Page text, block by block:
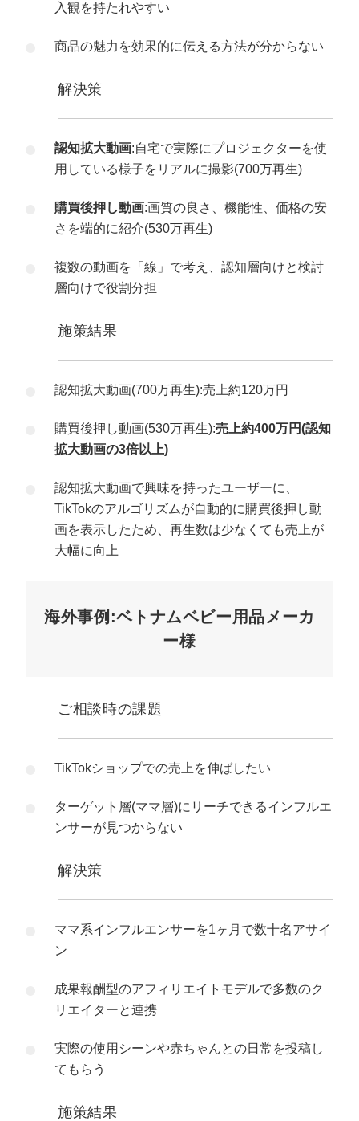
入観を持たれやすい
商品の魅力を効果的に伝える方法が分からない
解決策
認知拡大動画:自宅で実際にプロジェクターを使
用している様子をリアルに撮影(700万再生)
購買後押し動画:画質の良さ、機能性、価格の安
さを端的に紹介(530万再生)
複数の動画を「線」で考え、認知層向けと検討
層向けで役割分担
施策結果
認知拡大動画(700万再生):売上約120万円
購買後押し動画(530万再生):売上約400万円(認知
拡大動画の3倍以上)
認知拡大動画で興味を持ったユーザーに、
TikTokのアルゴリズムが自動的に購買後押し動
画を表示したため、再生数は少なくても売上が
大幅に向上
海外事例:ベトナムベビー用品メーカ
ー様
ご相談時の課題
TikTokショップでの売上を伸ばしたい
ターゲット層(ママ層)にリーチできるインフルエ
ンサーが見つからない
解決策
ママ系インフルエンサーを1ヶ月で数十名アサイ
ン
成果報酬型のアフィリエイトモデルで多数のク
リエイターと連携
実際の使用シーンや赤ちゃんとの日常を投稿し
てもらう
施策結果